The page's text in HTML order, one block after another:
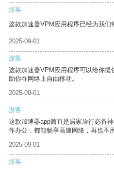
游客
这款加速器VPM应用程序已经为我们
2025-09-01
游客
这款加速器VPM应用程序可以给你
助你在网络上自由移动。
2025-09-01
游客
这款加速器app简直是居家旅行必备
作办公，都能畅享高速网络，再也不
2025-09-01
游客